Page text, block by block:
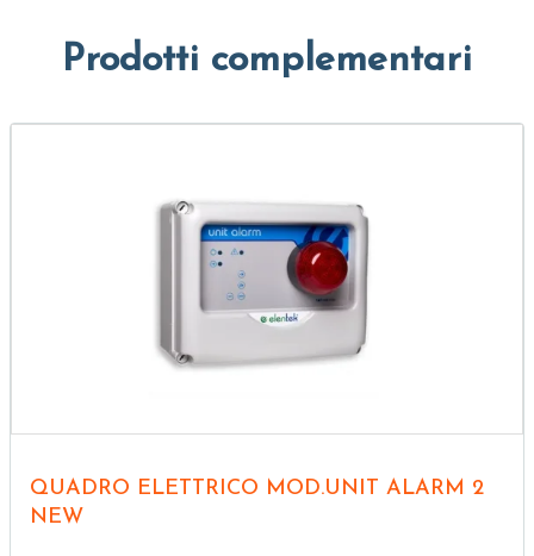
Prodotti complementari
QUADRO ELETTRICO MOD.UNIT ALARM 2
NEW